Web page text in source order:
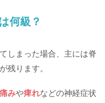
何級？
しまった場合、主には脊
が残ります。
痛みや痺れなどの神経症状